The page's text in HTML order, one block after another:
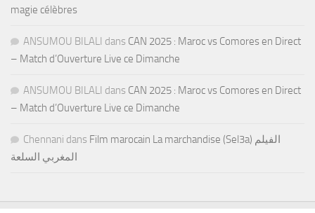
magie célèbres
ANSUMOU BILALI dans CAN 2025 : Maroc vs Comores en Direct
– Match d’Ouverture Live ce Dimanche
ANSUMOU BILALI dans CAN 2025 : Maroc vs Comores en Direct
– Match d’Ouverture Live ce Dimanche
Chennani dans Film marocain La marchandise (Sel3a) الفيلم
المغربي السلعة